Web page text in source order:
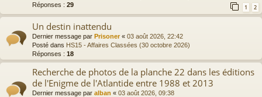
Réponses : 29 1 2
Un destin inattendu
Dernier message par Prisoner« 03 août 2026, 22:42
Posté dans HS15 - Affaires Classées (30 octobre 2026)
Réponses : 18
Recherche de photos de la planche 22 dans les éditions
de l'Enigme de l'Atlantide entre 1988 et 2013
Dernier message par alban « 03 août 2026, 09:38